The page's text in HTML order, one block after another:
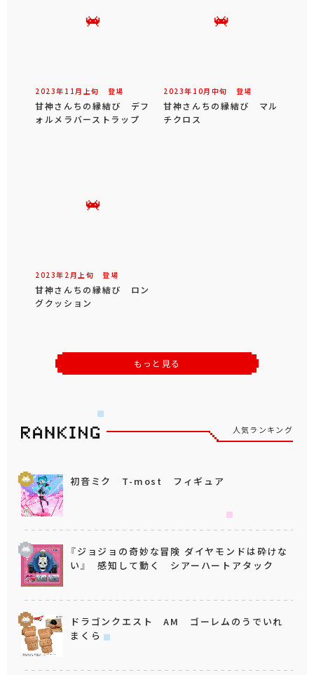
2023年 11 月 上旬 登場
甘神さんちの縁結び デフ
ォルメラバーストラップ
2023年 10月 中旬 登場
甘神さんちの縁結び マル
チクロス
2023年 2 月 上旬 登場
甘神さんちの縁結び ロン
グクッション
もっと見る
人気ランキング
初音ミク T-most フィギュア
『ジョジョの奇妙な冒険 ダイヤモンドは砕けな
い』 感知して動く シアーハートアタック
ドラゴンクエスト AM ゴーレムのうでいれ
まくら